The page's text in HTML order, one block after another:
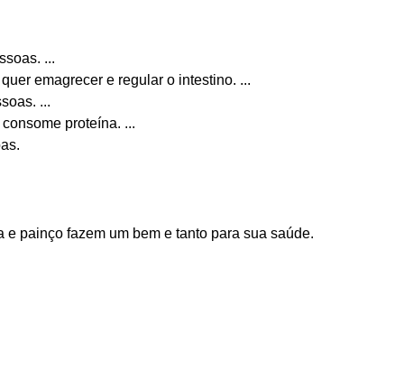
...
emagrecer e regular o intestino. ...
...
proteína. ...
painço fazem um bem e tanto para sua saúde.